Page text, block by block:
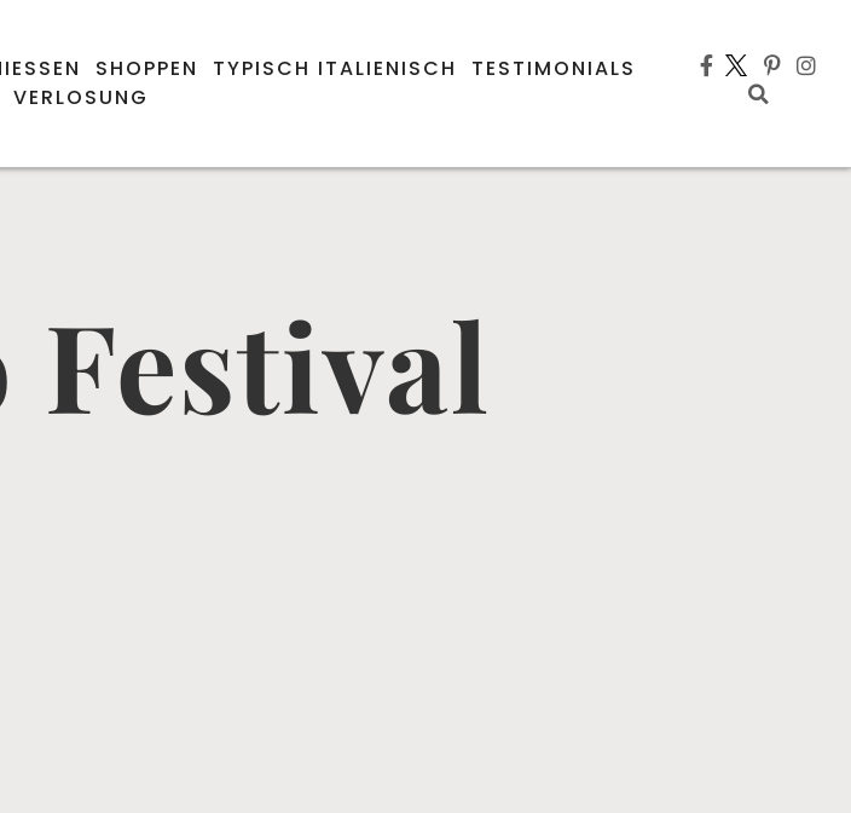
SHOPPEN TYPISCH ITALIENISCH
TESTIMONIALS
VERLOSUNG